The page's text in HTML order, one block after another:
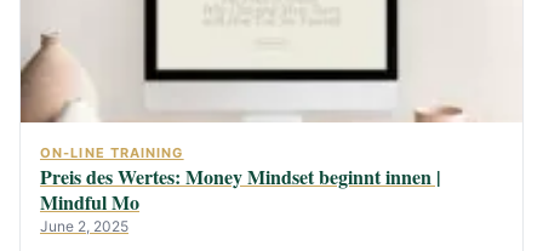
ON-LINE TRAINING
Preis des Wertes: Money Mindset beginnt innen |
Mindful Mo
June 2, 2025